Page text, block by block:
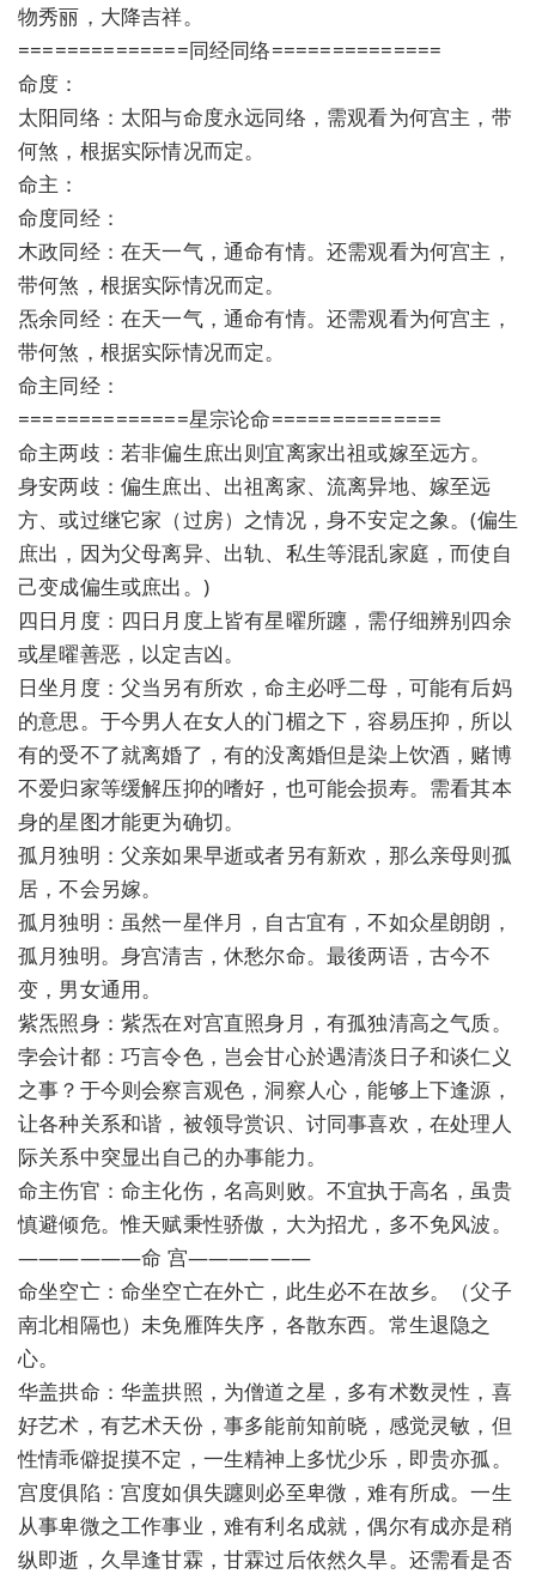
物秀丽，大降吉祥。
==============同经同络==============
命度：
太阳同络：太阳与命度永远同络，需观看为何宫主，带
何煞，根据实际情况而定。
命主：
命度同经：
木政同经：在天一气，通命有情。还需观看为何宫主，
带何煞，根据实际情况而定。
炁余同经：在天一气，通命有情。还需观看为何宫主，
带何煞，根据实际情况而定。
命主同经：
==============星宗论命==============
命主两歧：若非偏生庶出则宜离家出祖或嫁至远方。
身安两歧：偏生庶出、出祖离家、流离异地、嫁至远
方、或过继它家（过房）之情况，身不安定之象。(偏生
庶出，因为父母离异、出轨、私生等混乱家庭，而使自
己变成偏生或庶出。)
四日月度：四日月度上皆有星曜所躔，需仔细辨别四余
或星曜善恶，以定吉凶。
日坐月度：父当另有所欢，命主必呼二母，可能有后妈
的意思。于今男人在女人的门楣之下，容易压抑，所以
有的受不了就离婚了，有的没离婚但是染上饮酒，赌博
不爱归家等缓解压抑的嗜好，也可能会损寿。需看其本
身的星图才能更为确切。
孤月独明：父亲如果早逝或者另有新欢，那么亲母则孤
居，不会另嫁。
孤月独明：虽然一星伴月，自古宜有，不如众星朗朗，
孤月独明。身宫清吉，休愁尔命。最後两语，古今不
变，男女通用。
紫炁照身：紫炁在对宫直照身月，有孤独清高之气质。
孛会计都：巧言令色，岂会甘心於遇清淡日子和谈仁义
之事？于今则会察言观色，洞察人心，能够上下逢源，
让各种关系和谐，被领导赏识、讨同事喜欢，在处理人
际关系中突显出自己的办事能力。
命主伤官：命主化伤，名高则败。不宜执于高名，虽贵
慎避倾危。惟天赋秉性骄傲，大为招尤，多不免风波。
——————命 宫——————
命坐空亡：命坐空亡在外亡，此生必不在故乡。（父子
南北相隔也）未免雁阵失序，各散东西。常生退隐之
心。
华盖拱命：华盖拱照，为僧道之星，多有术数灵性，喜
好艺术，有艺术天份，事多能前知前晓，感觉灵敏，但
性情乖僻捉摸不定，一生精神上多忧少乐，即贵亦孤。
宫度俱陷：宫度如俱失躔则必至卑微，难有所成。一生
从事卑微之工作事业，难有利名成就，偶尔有成亦是稍
纵即逝，久旱逢甘霖，甘霖过后依然久旱。还需看是否